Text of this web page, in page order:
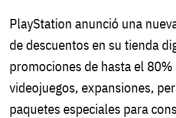
PlayStation anunció una
de descuentos en su tienda
promociones de hasta el 80%
videojuegos, expansiones,
paquetes especiales para